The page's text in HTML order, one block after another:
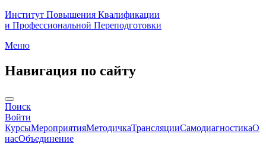
Институт Повышения Квалификации
и Профессиональной Переподготовки
Меню
Навигация по сайту
Поиск
Войти
КурсыМероприятияМетодичкаТрансляцииСамодиагностикаО
насОбъединение